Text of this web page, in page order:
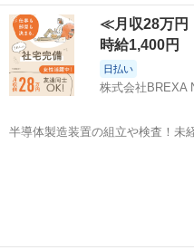
室内機クリーニング済み☆ まだ
熊本 熊本市 季節、空調
≪月収28万円
時給1,400円
日払い
株式会社BREXA
半導体製造装置の組立や検査！未